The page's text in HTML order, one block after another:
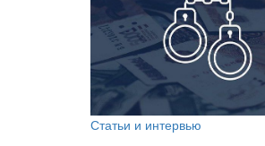
Статьи и интервью